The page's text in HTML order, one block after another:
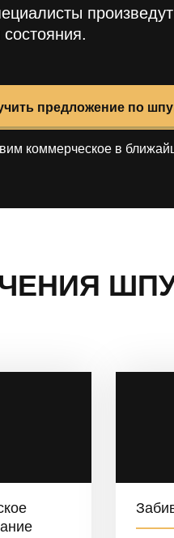
предложение по
коммерческое в